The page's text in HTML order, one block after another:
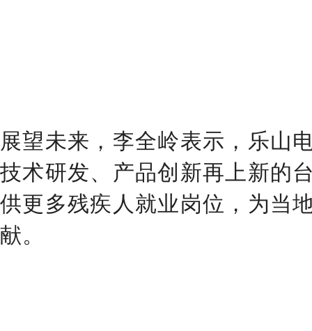
展望未来，李全岭表示，乐山
技术研发、产品创新再上新的
供更多残疾人就业岗位，为当
献。